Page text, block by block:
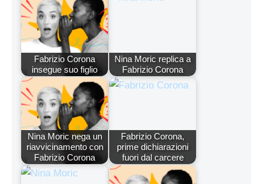
Fabrizio Corona
insegue suo figlio
Nina Moric replica a
Fabrizio Corona
Nina Moric nega un
riavvicinamento con
Fabrizio Corona
Fabrizio Corona,
prime dichiarazioni
fuori dal carcere